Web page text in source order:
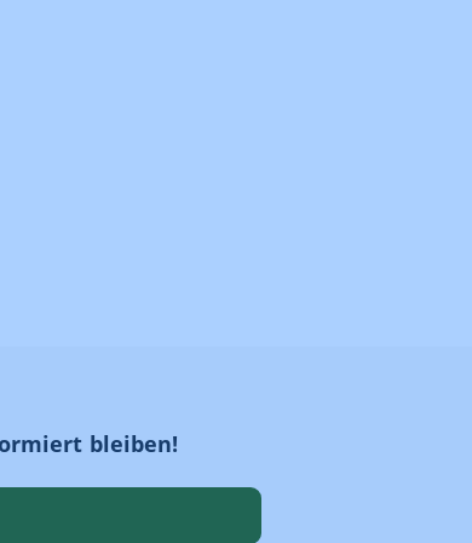
bleiben!